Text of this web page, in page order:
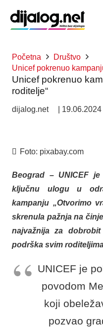
Početna
Društvo
Unicef pokrenuo
Unicef pokrenuo
roditelje“
dijalog.net 19.06.2024
Foto: pixabay.com
Beograd – UNICEF
ključnu ulogu u
kampanju „Otvorimo
skrenula pažnja na
najvažnija za
podrška svim
UNICEF je
povodom
koji
pozvao